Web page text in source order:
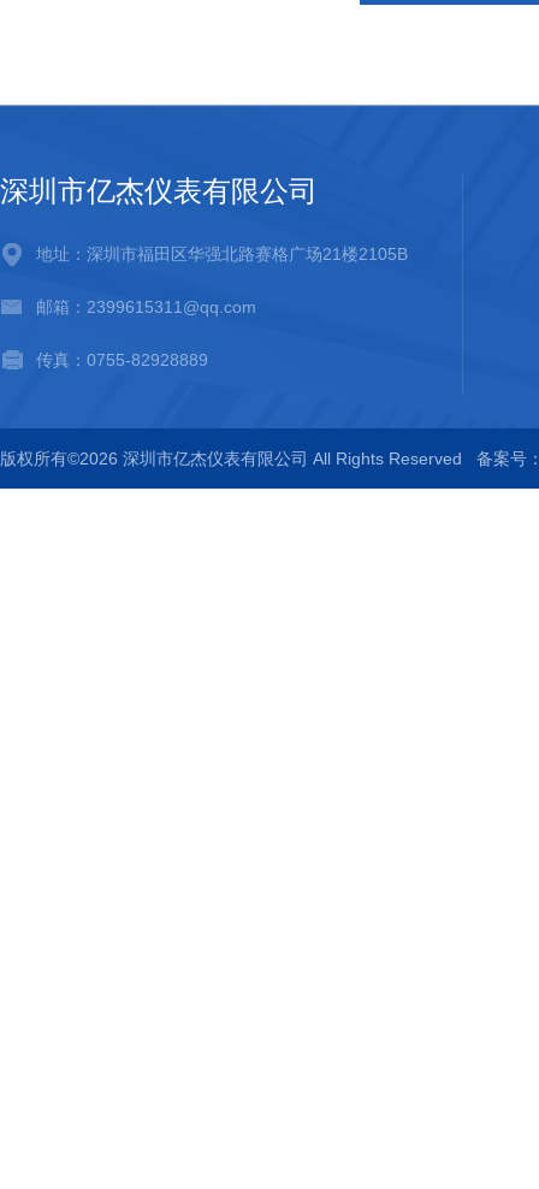
深圳市亿杰仪表有限公司
地址：深圳市福田区华强北路赛格广场21楼2105B
邮箱：2399615311@qq.com
传真：0755-82928889
版权所有©2026 深圳市亿杰仪表有限公司 All Rights Reserved 备案号